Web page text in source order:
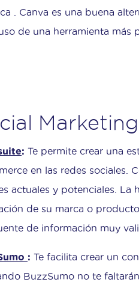
. Canva es una buena
de una herramienta más
Marketing
: Te permite crear una
en las redes sociales.
actuales y potenciales. La
de su marca o
de información muy
: Te facilita crear un
BuzzSumo no te